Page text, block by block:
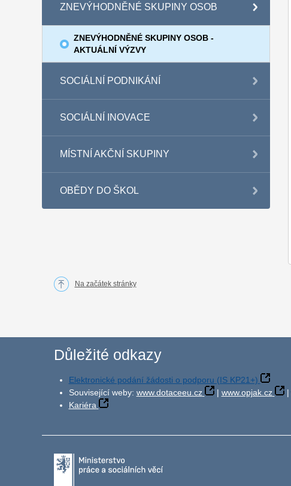
ZNEVÝHODNĚNÉ SKUPINY OSOB
ZNEVÝHODNĚNÉ SKUPINY OSOB -
AKTUÁLNÍ VÝZVY
SOCIÁLNÍ PODNIKÁNÍ
SOCIÁLNÍ INOVACE
MÍSTNÍ AKČNÍ SKUPINY
OBĚDY DO ŠKOL
Na začátek stránky
Důležité odkazy
Elektronické podání žádosti o podporu (IS KP21+)
Související weby: www.dotaceeu.cz | www.opjak.cz |
Kariéra